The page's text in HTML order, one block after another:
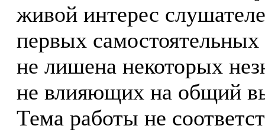
живой интерес
первых
не лишена некоторых
не влияющих на общий
Тема работы не